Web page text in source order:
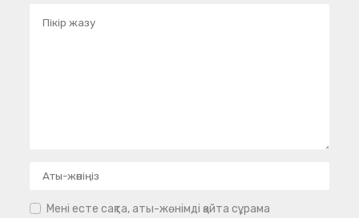
Мені есте сақта, аты-жөнімді қайта сұрама